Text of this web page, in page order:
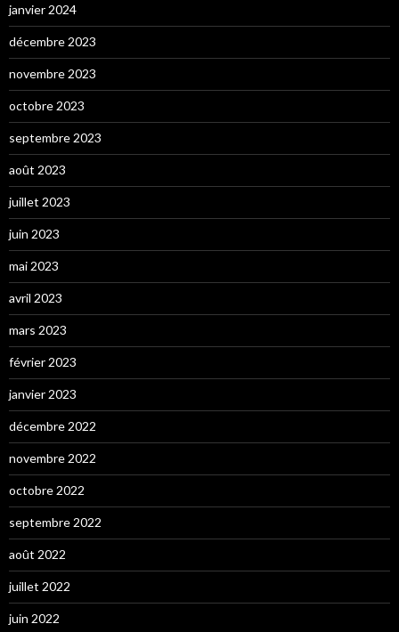
janvier 2024
décembre 2023
novembre 2023
octobre 2023
septembre 2023
août 2023
juillet 2023
juin 2023
mai 2023
avril 2023
mars 2023
février 2023
janvier 2023
décembre 2022
novembre 2022
octobre 2022
septembre 2022
août 2022
juillet 2022
juin 2022